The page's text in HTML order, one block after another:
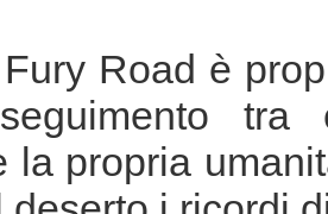
Road è
la propria